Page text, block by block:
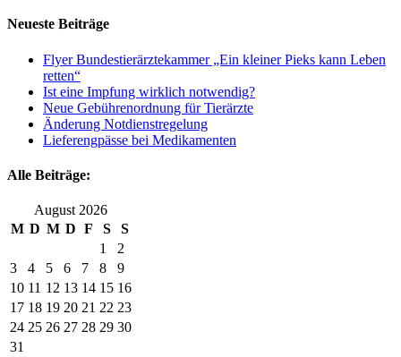
Neueste Beiträge
Flyer Bundestierärztekammer „Ein kleiner Pieks kann Leben
retten“
Ist eine Impfung wirklich notwendig?
Neue Gebührenordnung für Tierärzte
Änderung Notdienstregelung
Lieferengpässe bei Medikamenten
Alle Beiträge:
August 2026
M D M D F S
S
1
2
3
4 5 6 7 8
9
10 11 12 13 14 15 16
17 18 19 20 21 22 23
24 25 26 27 28 29 30
31